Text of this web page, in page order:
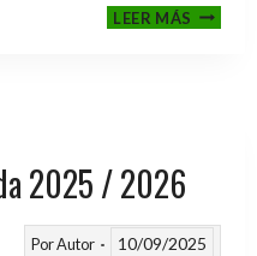
LEER MÁSFASE
2025 / 2026
PorAutor 10/09/2025